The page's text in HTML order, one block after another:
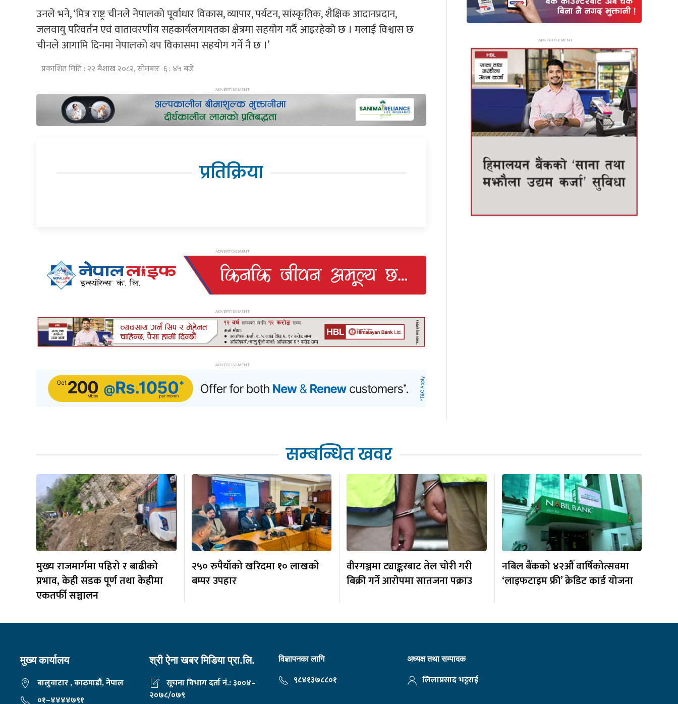
उनले भने, ‘मित्र राष्ट्र चीनले नेपालको पूर्वाधार विकास, व्यापार, पर्यटन, सांस्कृतिक, शैक्षिक आदानप्रदान,
जलवायु परिवर्तन एवं वातावरणीय सहकार्यलगायतका क्षेत्रमा सहयोग गर्दै आइरहेको छ । मलाई विश्वास छ
चीनले आगामि दिनमा नेपालको थप विकासमा सहयोग गर्ने नै छ ।’
प्रकाशित मिति : २२ बैशाख २०८२, सोमबार ६ : ४५ बजे
प्रतिक्रिया
सम्बन्धित खवर
मुख्य राजमार्गमा पहिरो र बाढीको
प्रभाव, केही सडक पूर्ण तथा केहीमा
एकतर्फी सञ्चालन
२५० रुपैयाँको खरिदमा १० लाखको
बम्पर उपहार
वीरगञ्जमा ट्याङ्करबाट तेल चोरी गरी
बिक्री गर्ने आरोपमा सातजना पक्राउ
नबिल बैंकको ४२औँ वार्षिकोत्सवमा
‘लाइफटाइम फ्री’ क्रेडिट कार्ड योजना
मुख्य कार्यालय
बालुवाटार , काठमाडौं, नेपाल
०१–४४४४७९१
श्री ऐना खबर मिडिया प्रा.लि.
सूचना विभाग दर्ता नं.: ३००४–
२०७८/०७९
विज्ञापनका लागि
९८४१३७८८०१
अध्यक्ष तथा सम्पादक
लिलाप्रसाद भट्टराई